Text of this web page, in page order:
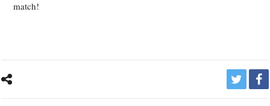
match!